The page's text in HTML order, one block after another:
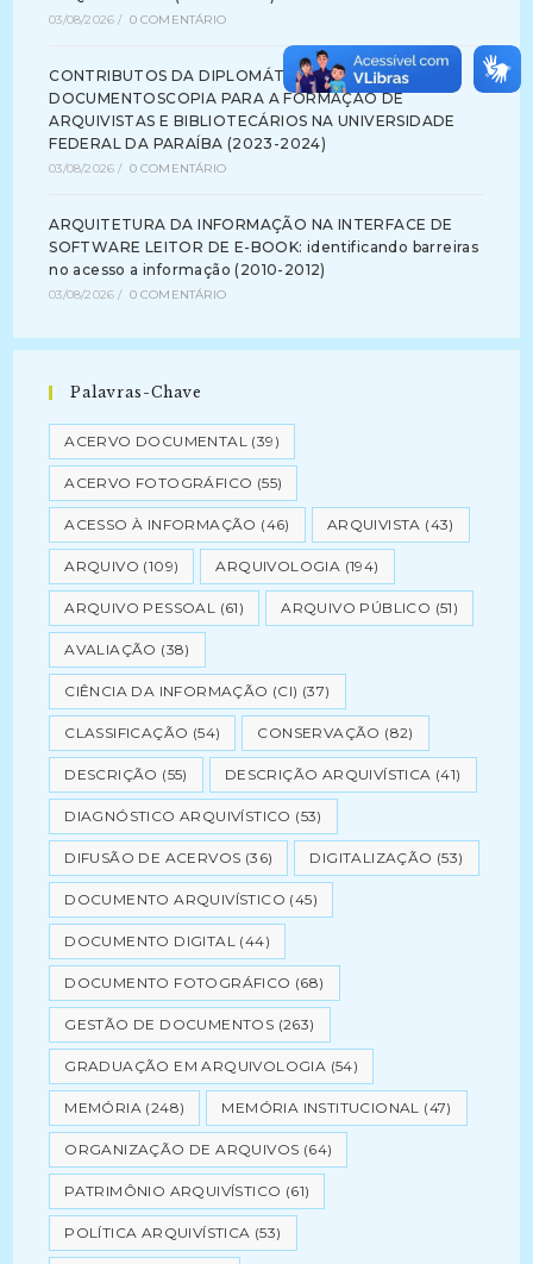
03/08/2026 / 0 COMENTÁRIO
CONTRIBUTOS DA DIPLOMÁTICA E DA
DOCUMENTOSCOPIA PARA A FORMAÇÃO DE
ARQUIVISTAS E BIBLIOTECÁRIOS NA UNIVERSIDADE
FEDERAL DA PARAÍBA (2023-2024)
03/08/2026 / 0 COMENTÁRIO
ARQUITETURA DA INFORMAÇÃO NA INTERFACE DE
SOFTWARE LEITOR DE E-BOOK: identificando barreiras
no acesso a informação (2010-2012)
03/08/2026 / 0 COMENTÁRIO
Palavras-Chave
ACERVO DOCUMENTAL (39)
ACERVO FOTOGRÁFICO (55)
ACESSO À INFORMAÇÃO (46) ARQUIVISTA (43)
ARQUIVO (109) ARQUIVOLOGIA (194)
ARQUIVO PESSOAL (61) ARQUIVO PÚBLICO (51)
AVALIAÇÃO (38)
CIÊNCIA DA INFORMAÇÃO (CI) (37)
CLASSIFICAÇÃO (54) CONSERVAÇÃO (82)
DESCRIÇÃO (55) DESCRIÇÃO ARQUIVÍSTICA (41)
DIAGNÓSTICO ARQUIVÍSTICO (53)
DIFUSÃO DE ACERVOS (36) DIGITALIZAÇÃO (53)
DOCUMENTO ARQUIVÍSTICO (45)
DOCUMENTO DIGITAL (44)
DOCUMENTO FOTOGRÁFICO (68)
GESTÃO DE DOCUMENTOS (263)
GRADUAÇÃO EM ARQUIVOLOGIA (54)
MEMÓRIA (248) MEMÓRIA INSTITUCIONAL (47)
ORGANIZAÇÃO DE ARQUIVOS (64)
PATRIMÔNIO ARQUIVÍSTICO (61)
POLÍTICA ARQUIVÍSTICA (53)